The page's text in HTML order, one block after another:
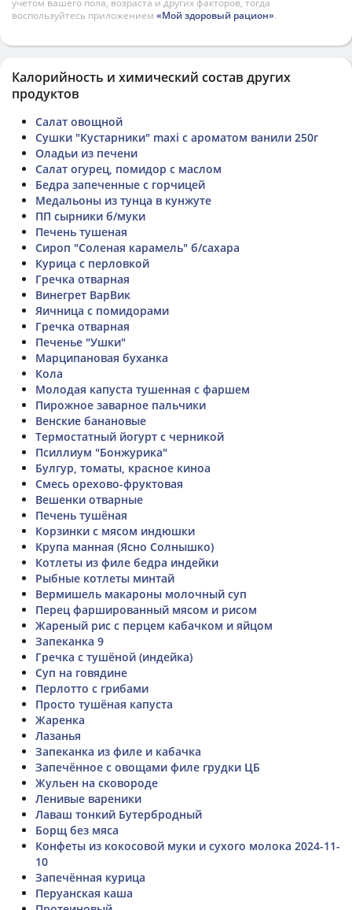
воспользуйтесь приложением «Мой здоровый рацион».
Калорийность и химический состав других
продуктов
Салат овощной
Сушки "Кустарники" maxi с ароматом ванили 250г
Оладьи из печени
Салат огурец, помидор с маслом
Бедра запеченные с горчицей
Медальоны из тунца в кунжуте
ПП сырники б/муки
Печень тушеная
Сироп "Соленая карамель" б/сахара
Курица с перловкой
Гречка отварная
Винегрет ВарВик
Яичница с помидорами
Гречка отварная
Печенье "Ушки"
Марципановая буханка
Кола
Молодая капуста тушенная с фаршем
Пирожное заварное пальчики
Венские банановые
Термостатный йогурт с черникой
Псиллиум "Бонжурика"
Булгур, томаты, красное киноа
Смесь орехово-фруктовая
Вешенки отварные
Печень тушёная
Корзинки с мясом индюшки
Крупа манная (Ясно Солнышко)
Котлеты из филе бедра индейки
Рыбные котлеты минтай
Вермишель макароны молочный суп
Перец фаршированный мясом и рисом
Жареный рис с перцем кабачком и яйцом
Запеканка 9
Гречка с тушёной (индейка)
Суп на говядине
Перлотто с грибами
Просто тушёная капуста
Жаренка
Лазанья
Запеканка из филе и кабачка
Запечённое с овощами филе грудки ЦБ
Жульен на сковороде
Ленивые вареники
Лаваш тонкий Бутербродный
Борщ без мяса
Конфеты из кокосовой муки и сухого молока 2024-11-
10
Запечённая курица
Перуанская каша